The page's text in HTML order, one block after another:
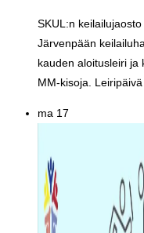
SKUL:n
Järvenpään
kauden aloitusleiri ja
MM-kisoja.
ma 17